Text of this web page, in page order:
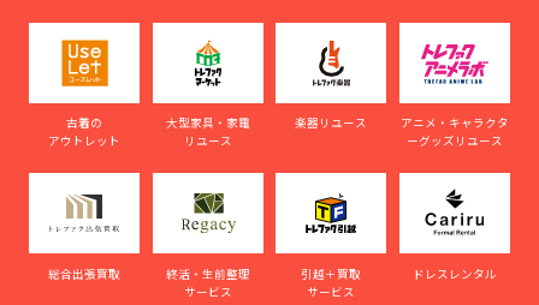
古着の
アウトレット
大型家具・家電
リユース
楽器リユース
アニメ・キャラクタ
ーグッズリユース
総合出張買取
終活・生前整理
サービス
引越＋買取
サービス
ドレスレンタル